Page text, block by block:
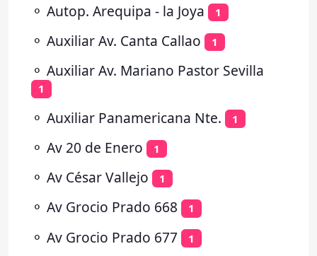
⚬ Autop. Arequipa - la Joya 1
⚬ Auxiliar Av. Canta Callao 1
⚬ Auxiliar Av. Mariano Pastor Sevilla
1
⚬ Auxiliar Panamericana Nte. 1
⚬ Av 20 de Enero 1
⚬ Av César Vallejo 1
⚬ Av Grocio Prado 668 1
⚬ Av Grocio Prado 677 1